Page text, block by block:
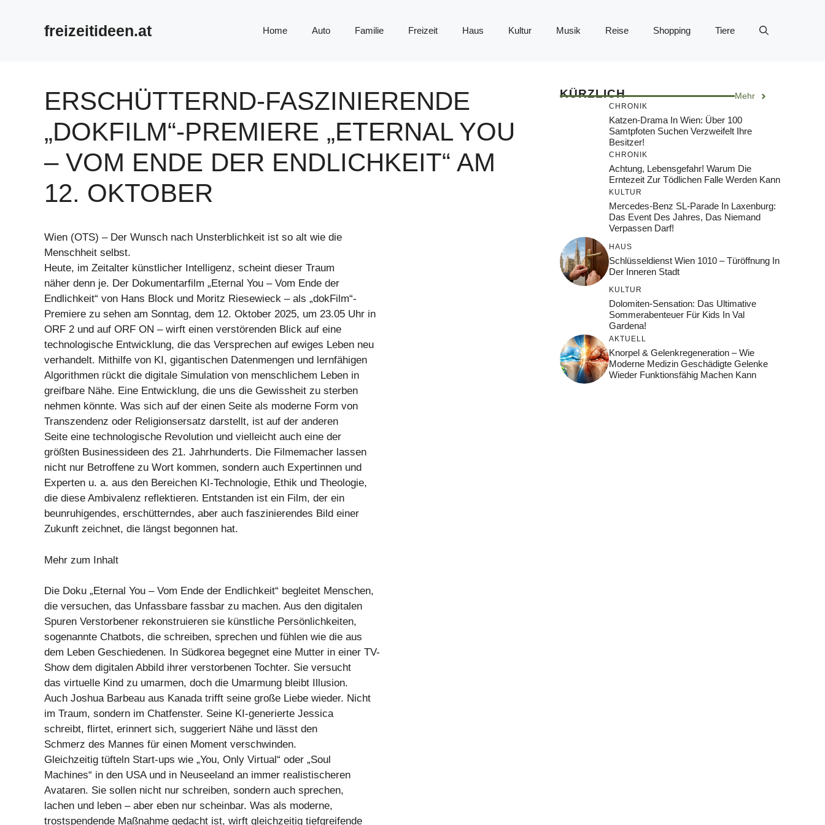
freizeitideen.at Home Auto Familie Freizeit Haus Kultur Musik Reise Shopping Tiere
ERSCHÜTTERND-FASZINIERENDE
„DOKFILM“-PREMIERE „ETERNAL YOU
– VOM ENDE DER ENDLICHKEIT“ AM
12. OKTOBER
Wien (OTS) – Der Wunsch nach Unsterblichkeit ist so alt wie die
Menschheit selbst.
Heute, im Zeitalter künstlicher Intelligenz, scheint dieser Traum
näher denn je. Der Dokumentarfilm „Eternal You – Vom Ende der
Endlichkeit“ von Hans Block und Moritz Riesewieck – als „dokFilm“-
Premiere zu sehen am Sonntag, dem 12. Oktober 2025, um 23.05 Uhr in
ORF 2 und auf ORF ON – wirft einen verstörenden Blick auf eine
technologische Entwicklung, die das Versprechen auf ewiges Leben neu
verhandelt. Mithilfe von KI, gigantischen Datenmengen und lernfähigen
Algorithmen rückt die digitale Simulation von menschlichem Leben in
greifbare Nähe. Eine Entwicklung, die uns die Gewissheit zu sterben
nehmen könnte. Was sich auf der einen Seite als moderne Form von
Transzendenz oder Religionsersatz darstellt, ist auf der anderen
Seite eine technologische Revolution und vielleicht auch eine der
größten Businessideen des 21. Jahrhunderts. Die Filmemacher lassen
nicht nur Betroffene zu Wort kommen, sondern auch Expertinnen und
Experten u. a. aus den Bereichen KI-Technologie, Ethik und Theologie,
die diese Ambivalenz reflektieren. Entstanden ist ein Film, der ein
beunruhigendes, erschütterndes, aber auch faszinierendes Bild einer
Zukunft zeichnet, die längst begonnen hat.
Mehr zum Inhalt
Die Doku „Eternal You – Vom Ende der Endlichkeit“ begleitet Menschen,
die versuchen, das Unfassbare fassbar zu machen. Aus den digitalen
Spuren Verstorbener rekonstruieren sie künstliche Persönlichkeiten,
sogenannte Chatbots, die schreiben, sprechen und fühlen wie die aus
dem Leben Geschiedenen. In Südkorea begegnet eine Mutter in einer TV-
Show dem digitalen Abbild ihrer verstorbenen Tochter. Sie versucht
das virtuelle Kind zu umarmen, doch die Umarmung bleibt Illusion.
Auch Joshua Barbeau aus Kanada trifft seine große Liebe wieder. Nicht
im Traum, sondern im Chatfenster. Seine KI-generierte Jessica
schreibt, flirtet, erinnert sich, suggeriert Nähe und lässt den
Schmerz des Mannes für einen Moment verschwinden.
Gleichzeitig tüfteln Start-ups wie „You, Only Virtual“ oder „Soul
Machines“ in den USA und in Neuseeland an immer realistischeren
Avataren. Sie sollen nicht nur schreiben, sondern auch sprechen,
lachen und leben – aber eben nur scheinbar. Was als moderne,
trostspendende Maßnahme gedacht ist, wirft gleichzeitig tiefgreifende
KÜRZLICH Mehr
CHRONIK
Katzen-Drama In Wien: Über 100
Samtpfoten Suchen Verzweifelt Ihre
Besitzer!
CHRONIK
Achtung, Lebensgefahr! Warum Die
Erntezeit Zur Tödlichen Falle Werden Kann
KULTUR
Mercedes-Benz SL-Parade In Laxenburg:
Das Event Des Jahres, Das Niemand
Verpassen Darf!
HAUS
Schlüsseldienst Wien 1010 – Türöffnung In
Der Inneren Stadt
KULTUR
Dolomiten-Sensation: Das Ultimative
Sommerabenteuer Für Kids In Val
Gardena!
AKTUELL
Knorpel & Gelenkregeneration – Wie
Moderne Medizin Geschädigte Gelenke
Wieder Funktionsfähig Machen Kann